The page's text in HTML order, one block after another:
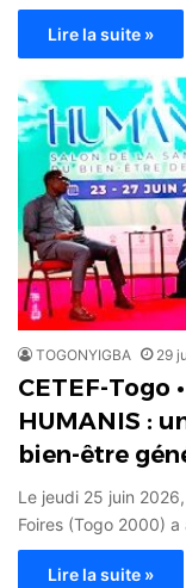
Lire la suite »
TOGONYIGBA 29
CETEF-Togo
HUMANIS :
bien-être
Le jeudi 25 juin
Foires (Togo 2000)
Lire la suite »